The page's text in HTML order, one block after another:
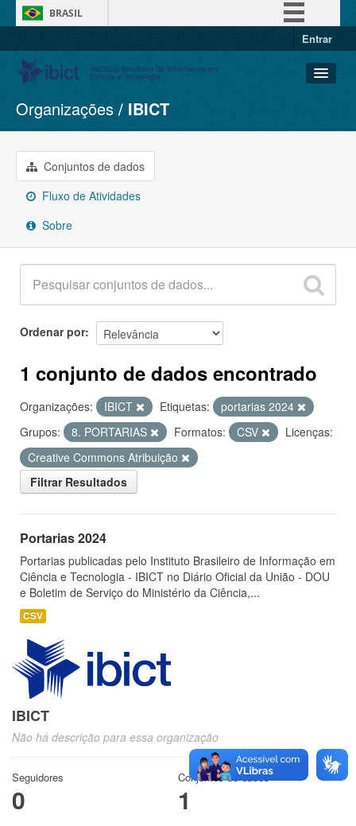
BRASIL
Entrar
Conjuntos de dados
Organizações
Grupos
Sobre
Organizações IBICT
Conjuntos de dados
Fluxo de Atividades
Sobre
Ordenar por
1 conjunto de dados encontrado
Organizações: IBICT Etiquetas:
portarias 2024
Grupos:
8. PORTARIAS Formatos: CSV
Licenças:
Creative Commons Atribuição
Filtrar Resultados
Portarias 2024
Portarias publicadas pelo Instituto Brasileiro de Informação em
Ciência e Tecnologia - IBICT no Diário Oficial da União - DOU
e Boletim de Serviço do Ministério da Ciência,...
CSV
IBICT
Não há descrição para essa organização
Seguidores
0
Conjuntos de dados
1